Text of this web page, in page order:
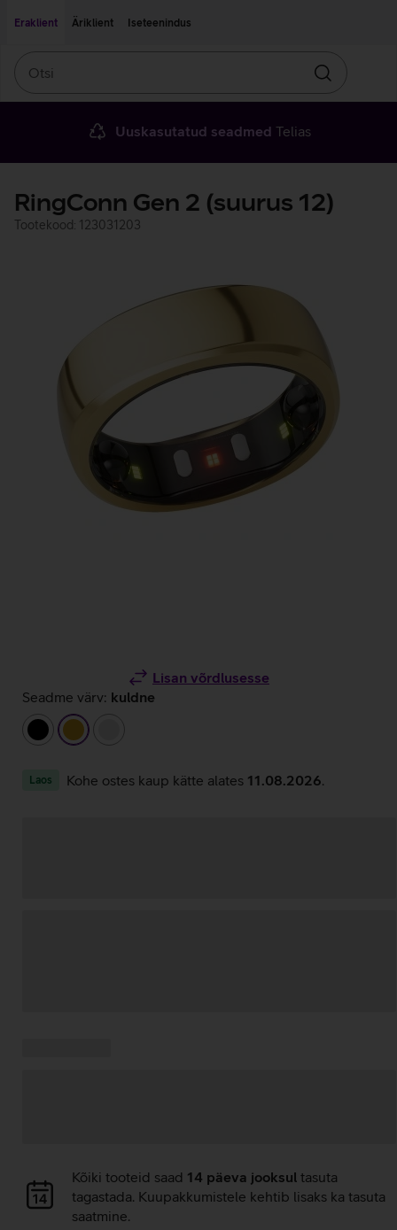
Eraklient
Äriklient Iseteenindus
Otsin
Uuskasutatud seadmed Telias
RingConn Gen 2 (suurus 12)
Tootekood: 123031203
Lisan võrdlusesse
Seadme värv: kuldne
must
kuldne
Laos Kohe ostes kaup kätte alates 11.08.2026
Andmete
laadimine
Kõiki tooteid saad 14 päeva jooksul tasuta
tagastada. Kuupakkumistele kehtib lisaks ka tasuta
saatmine.